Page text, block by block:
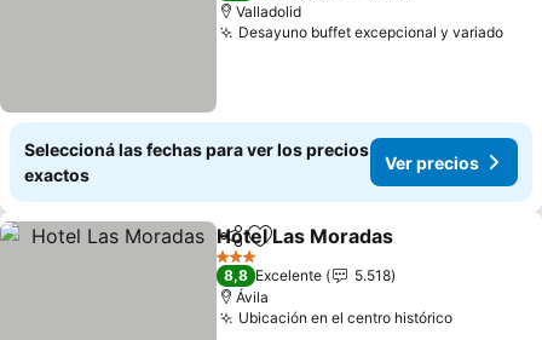
Valladolid
Desayuno buffet excepcional y variadoVer
Seleccioná las fechas para ver los precios
exactos
Ver precios
CompartirAñadir a favoritos
Hotel Las Moradas
3 Estrellas
8,8 Excelente
5.518
Ávila
Ubicación en el centro históricoVer